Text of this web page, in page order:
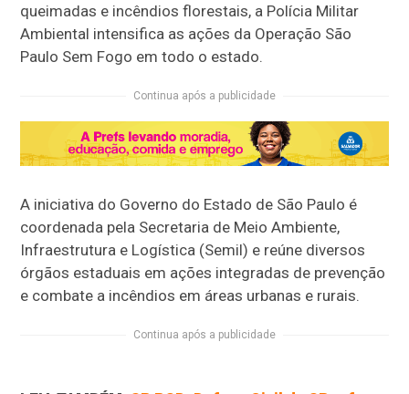
queimadas e incêndios florestais, a Polícia Militar
Ambiental intensifica as ações da Operação São
Paulo Sem Fogo em todo o estado.
Continua após a publicidade
A iniciativa do Governo do Estado de São Paulo é
coordenada pela Secretaria de Meio Ambiente,
Infraestrutura e Logística (Semil) e reúne diversos
órgãos estaduais em ações integradas de prevenção
e combate a incêndios em áreas urbanas e rurais.
Continua após a publicidade